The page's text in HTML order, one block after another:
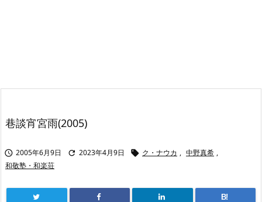
巷談宵宮雨(2005)
 2005年6月9日  2023年4月9日  ク・ナウカ , 中野真希 ,
和敬塾・和楽荘
B!